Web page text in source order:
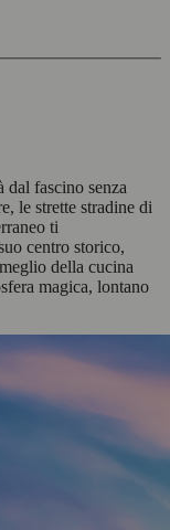
dal fascino senza
le strette stradine di
ti
centro storico,
della cucina
magica, lontano